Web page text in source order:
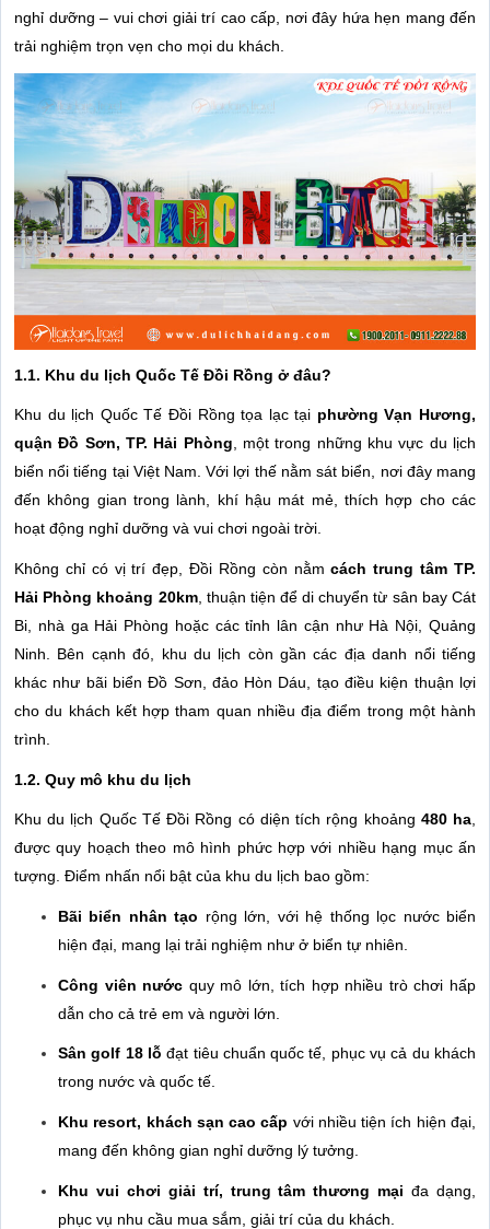
nghỉ dưỡng – vui chơi giải trí cao cấp, nơi đây hứa hẹn mang đến
trải nghiệm trọn vẹn cho mọi du khách.
1.1. Khu du lịch Quốc Tế Đồi Rồng ở đâu?
Khu du lịch Quốc Tế Đồi Rồng tọa lạc tại phường Vạn Hương,
quận Đồ Sơn, TP. Hải Phòng, một trong những khu vực du lịch
biển nổi tiếng tại Việt Nam. Với lợi thế nằm sát biển, nơi đây mang
đến không gian trong lành, khí hậu mát mẻ, thích hợp cho các
hoạt động nghỉ dưỡng và vui chơi ngoài trời.
Không chỉ có vị trí đẹp, Đồi Rồng còn nằmcách trung tâm TP.
Hải Phòng khoảng 20km, thuận tiện để di chuyển từ sân bay Cát
Bi, nhà ga Hải Phòng hoặc các tỉnh lân cận như Hà Nội, Quảng
Ninh. Bên cạnh đó, khu du lịch còn gần các địa danh nổi tiếng
khác như bãi biển Đồ Sơn, đảo Hòn Dáu, tạo điều kiện thuận lợi
cho du khách kết hợp tham quan nhiều địa điểm trong một hành
trình.
1.2. Quy mô khu du lịch
Khu du lịch Quốc Tế Đồi Rồng có diện tích rộng khoảng 480 ha,
được quy hoạch theo mô hình phức hợp với nhiều hạng mục ấn
tượng. Điểm nhấn nổi bật của khu du lịch bao gồm:
Bãi biển nhân tạo rộng lớn, với hệ thống lọc nước biển
hiện đại, mang lại trải nghiệm như ở biển tự nhiên.
Công viên nước quy mô lớn, tích hợp nhiều trò chơi hấp
dẫn cho cả trẻ em và người lớn.
Sân golf 18 lỗ đạt tiêu chuẩn quốc tế, phục vụ cả du khách
trong nước và quốc tế.
Khu resort, khách sạn cao cấp với nhiều tiện ích hiện đại,
mang đến không gian nghỉ dưỡng lý tưởng.
Khu vui chơi giải trí, trung tâm thương mại đa dạng,
phục vụ nhu cầu mua sắm, giải trí của du khách.